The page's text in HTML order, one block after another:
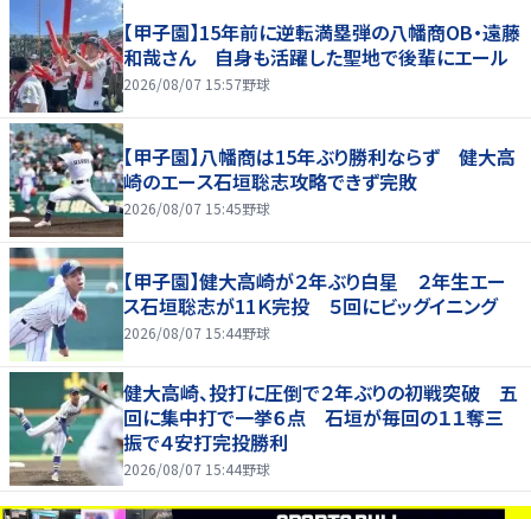
【甲子園】15年前に逆転満塁弾の八幡商OB・遠藤
和哉さん 自身も活躍した聖地で後輩にエール
2026/08/07 15:57野球
【甲子園】八幡商は15年ぶり勝利ならず 健大高
崎のエース石垣聡志攻略できず完敗
2026/08/07 15:45野球
【甲子園】健大高崎が２年ぶり白星 ２年生エー
ス石垣聡志が11Ｋ完投 ５回にビッグイニング
2026/08/07 15:44野球
健大高崎、投打に圧倒で２年ぶりの初戦突破 五
回に集中打で一挙６点 石垣が毎回の１１奪三
振で４安打完投勝利
2026/08/07 15:44野球